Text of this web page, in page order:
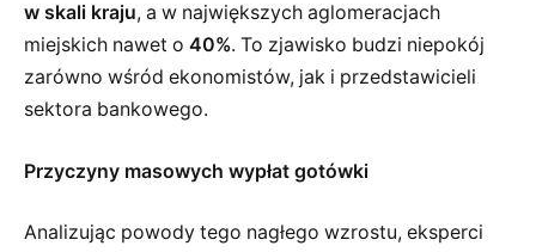
w skali kraju, a w największych aglomeracjach
miejskich nawet o 40%. To zjawisko budzi niepokój
zarówno wśród ekonomistów, jak i przedstawicieli
sektora bankowego.
Przyczyny masowych wypłat gotówki
Analizując powody tego nagłego wzrostu, eksperci